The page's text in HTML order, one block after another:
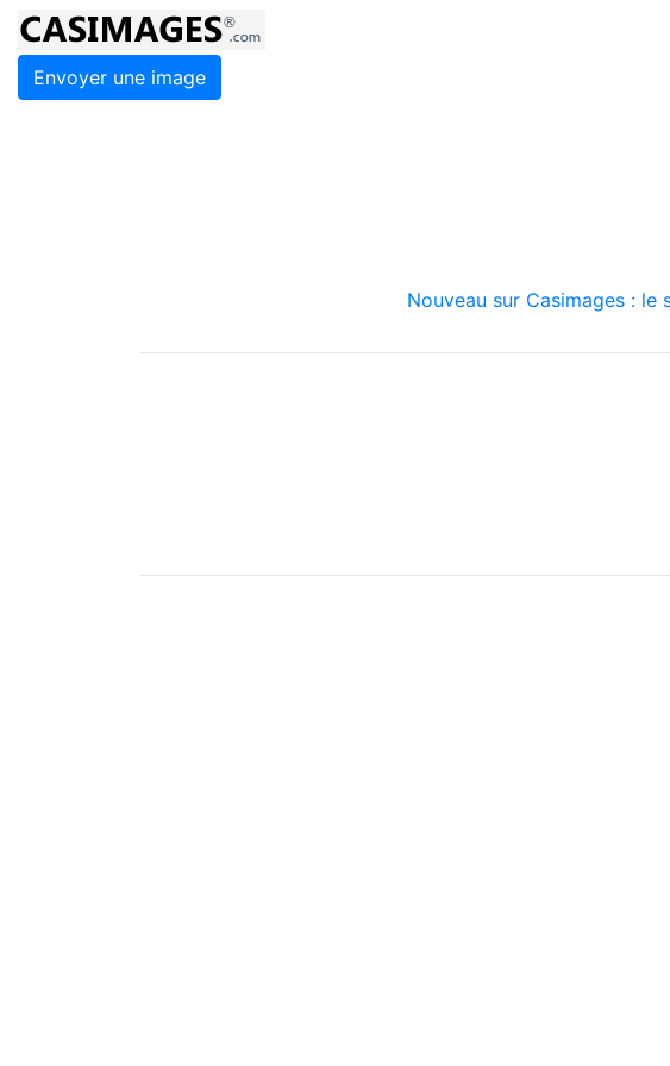
Envoyer une image
Nouveau sur Casimages :